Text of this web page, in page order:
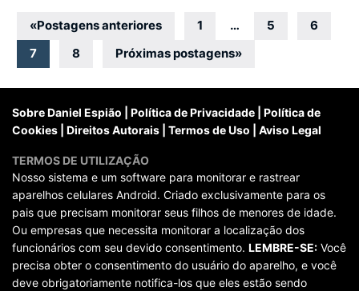
Navegação
por
posts
«Postagens anteriores 1 … 5
6
7
8 Próximas postagens»
Sobre Daniel Espião Política de Privacidade
Política de
Cookies
Direitos Autorais Termos de Uso Aviso Legal
TERMOS DE UTILIZAÇÃO
Nosso sistema e um software para monitorar e rastrear
aparelhos celulares Android. Criado exclusivamente para os
pais que precisam monitorar seus filhos de menores de idade.
Ou empresas que necessita monitorar a localização dos
funcionários com seu devido consentimento. LEMBRE-SE: Você
precisa obter o consentimento do usuário do aparelho, e você
deve obrigatoriamente notifica-los que eles estão sendo